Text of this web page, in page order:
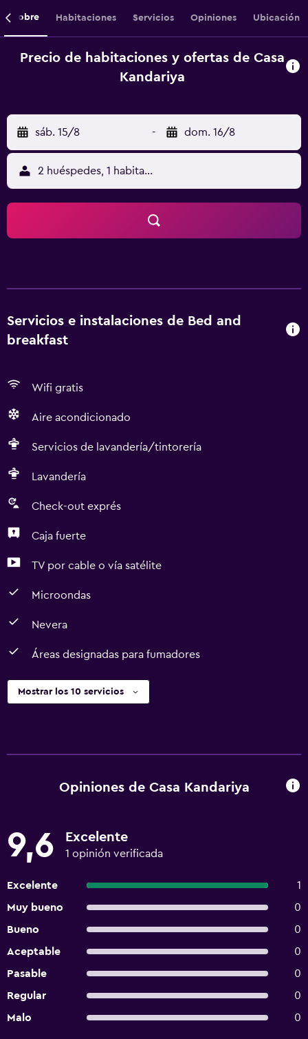
Sobre Habitaciones Servicios Opiniones Ubicación
Precio de habitaciones y ofertas de Casa
Kandariya
sáb. 15/8 - dom. 16/8
2 huéspedes, 1 habitación
Servicios e instalaciones de Bed and
breakfast
Wifi gratis
Aire acondicionado
Servicios de lavandería/tintorería
Lavandería
Check-out exprés
Caja fuerte
TV por cable o vía satélite
Microondas
Nevera
Áreas designadas para fumadores
Mostrar los 10 servicios
Opiniones de Casa Kandariya
9,6 Excelente
1 opinión verificada
Excelente
1
Muy bueno
0
Bueno
0
Aceptable
0
Pasable
0
Regular
0
Malo
0